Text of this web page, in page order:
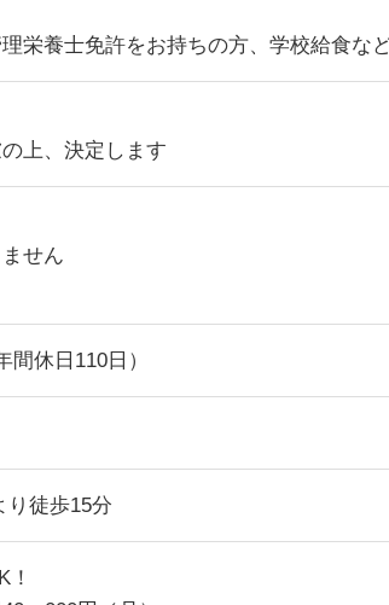
栄養士免許をお持ちの方、学校給食な
上、決定します
せん
休日110日）
り徒歩15分